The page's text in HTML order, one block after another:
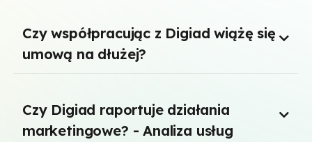
Czy współpracując z Digiad wiążę się
umową na dłużej?
Czy Digiad raportuje działania
marketingowe? - Analiza usług